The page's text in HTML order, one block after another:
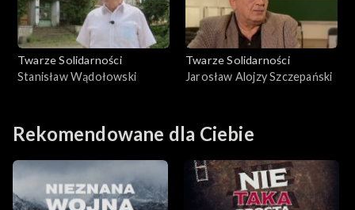
Twarze Solidarności
Stanisław Wądołowski
Twarze Solidarności
Jarosław Alojzy Szczepański
Rekomendowane dla Ciebie